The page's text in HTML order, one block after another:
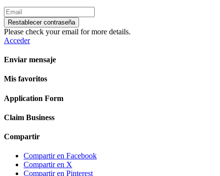
Restablecer contraseña
Please check your email for more details.
Acceder
Enviar mensaje
Mis favoritos
Application Form
Claim Business
Compartir
Compartir en Facebook
Compartir en X
Compartir en Pinterest